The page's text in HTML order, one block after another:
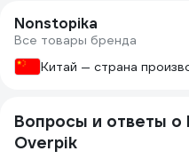
Nonstopika
Все товары бренда
Китай — страна
Вопросы и ответы
Overpik